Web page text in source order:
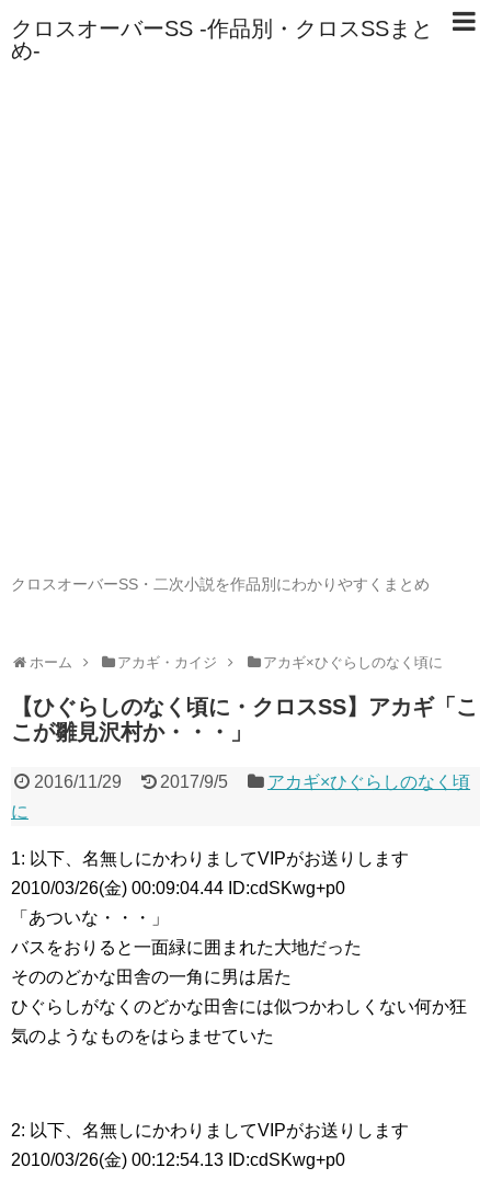
クロスオーバーSS -作品別・クロスSSまと
め-
クロスオーバーSS・二次小説を作品別にわかりやすくまとめ
ホーム アカギ・カイジ アカギ×ひぐらしのなく頃に
【ひぐらしのなく頃に・クロスSS】アカギ「こ
こが雛見沢村か・・・」
2016/11/29 2017/9/5
アカギ×ひぐらしのなく頃
に
1: 以下、名無しにかわりましてVIPがお送りします
2010/03/26(金) 00:09:04.44 ID:cdSKwg+p0
「あついな・・・」
バスをおりると一面緑に囲まれた大地だった
そののどかな田舎の一角に男は居た
ひぐらしがなくのどかな田舎には似つかわしくない何か狂
気のようなものをはらませていた
2: 以下、名無しにかわりましてVIPがお送りします
2010/03/26(金) 00:12:54.13 ID:cdSKwg+p0